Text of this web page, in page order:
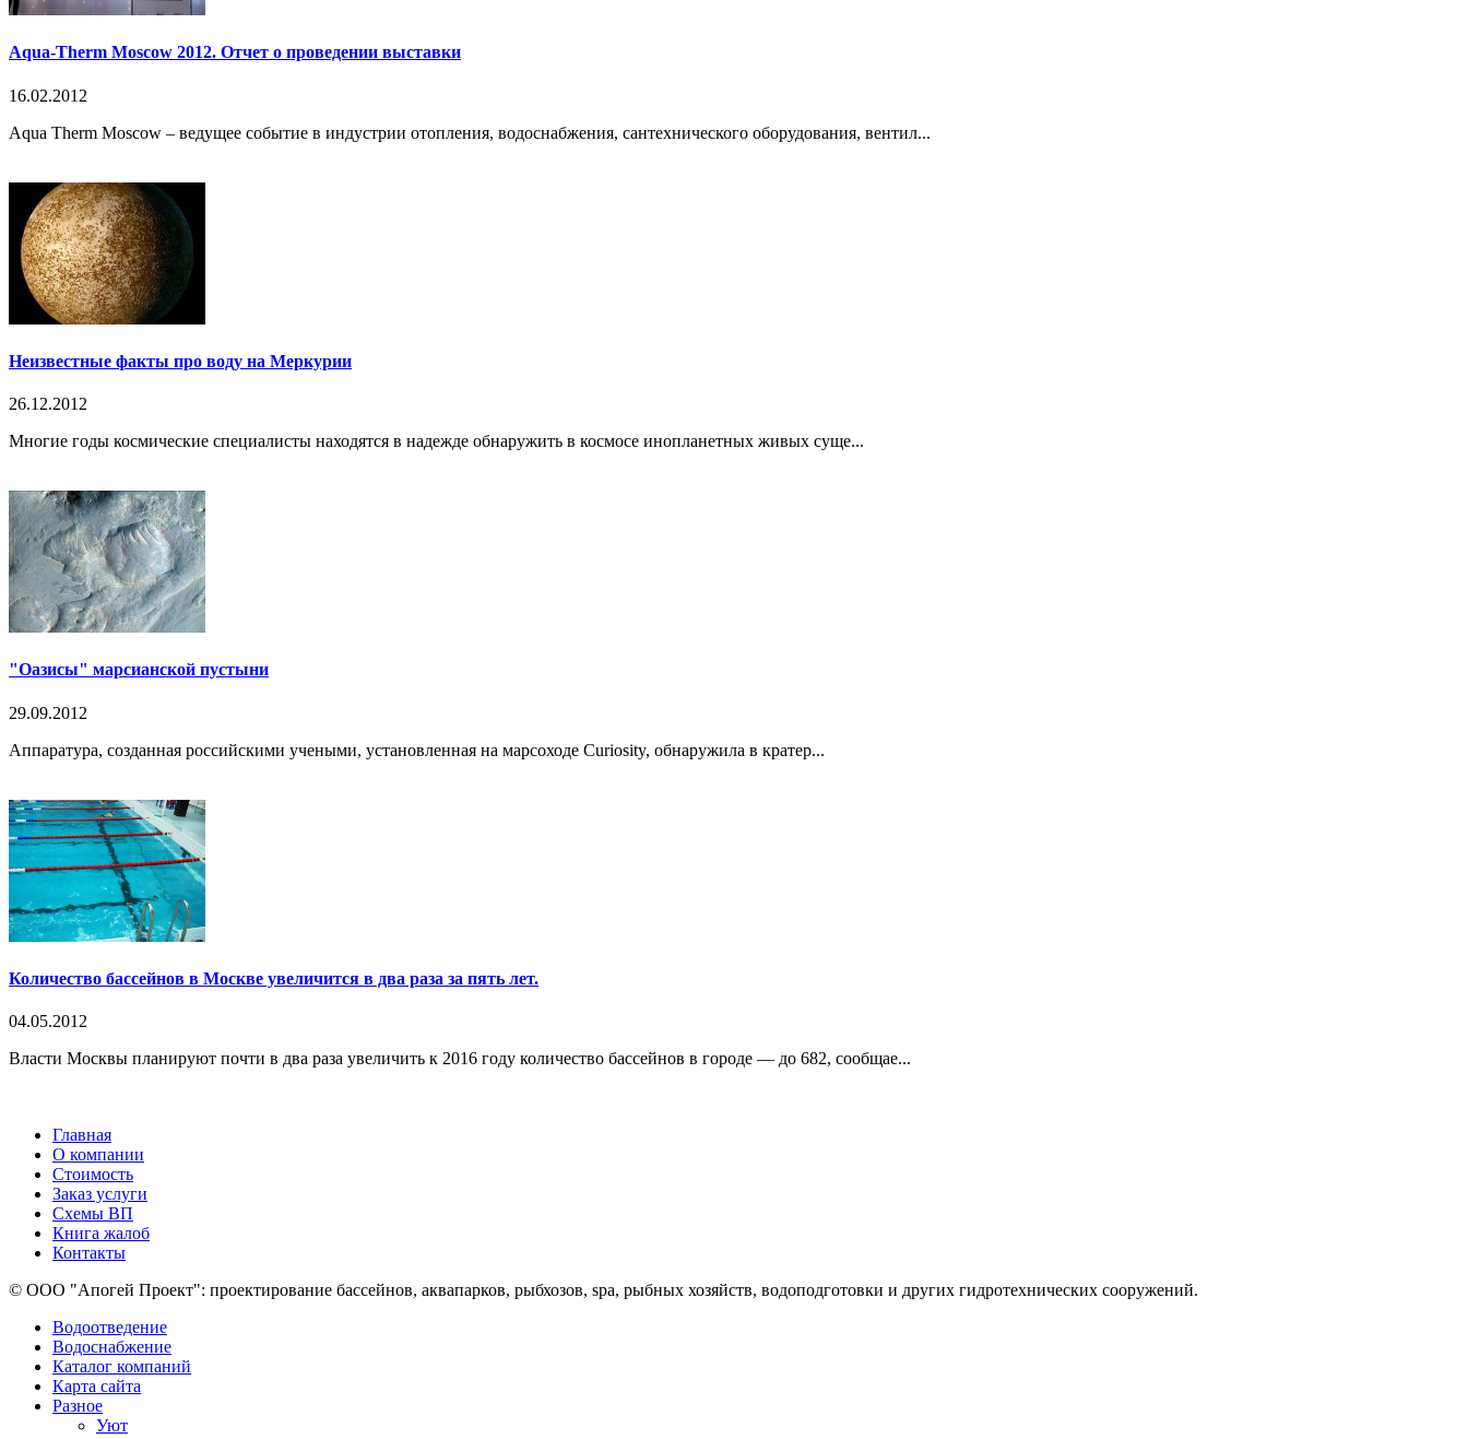
Aqua-Therm Moscow 2012. Отчет о проведении выставки
16.02.2012
Aqua Therm Moscow – ведущее событие в индустрии отопления, водоснабжения, сантехнического оборудования, вентил...
Неизвестные факты про воду на Меркурии
26.12.2012
Многие годы космические специалисты находятся в надежде обнаружить в космосе инопланетных живых суще...
"Оазисы" марсианской пустыни
29.09.2012
Аппаратура, созданная российскими учеными, установленная на марсоходе Curiosity, обнаружила в кратер...
Количество бассейнов в Москве увеличится в два раза за пять лет.
04.05.2012
Власти Москвы планируют почти в два раза увеличить к 2016 году количество бассейнов в городе — до 682, сообщае...
Главная
О компании
Стоимость
Заказ услуги
Cхемы ВП
Книга жалоб
Контакты
© ООО "Апогей Проект": проектирование бассейнов, аквапарков, рыбхозов, spa, рыбных хозяйств, водоподготовки и других гидротехнических сооружений.
Водоотведение
Водоснабжение
Каталог компаний
Карта сайта
Разное
Уют